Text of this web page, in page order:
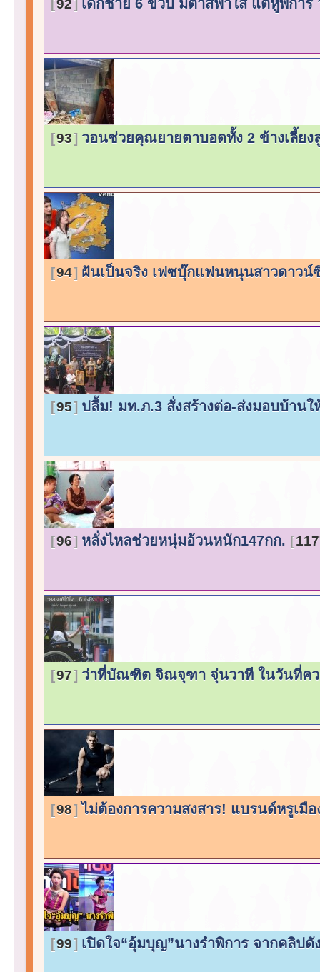
92 เด็กชาย 6 ขวบ มีตาสีฟ้าใส แต่หูพิกา
93 วอนช่วยคุณยายตาบอดทั้ง 2 ข้างเลี้ยง
94 ฝันเป็นจริง เฟซบุ๊กแฟนหนุนสาวดาว
95 ปลื้ม! มท.ภ.3 สั่งสร้างต่อ-ส่งมอบบ้านใ
96 หลั่งไหลช่วยหนุ่มอ้วนหนัก147กก.
97 ว่าที่บัณฑิต จิณจุฑา จุ่นวาที ในวันที่ค
98 ไม่ต้องการความสงสาร! แบรนด์หรูเมื
99 เปิดใจ“อุ้มบุญ”นางรำพิการ จากคลิป